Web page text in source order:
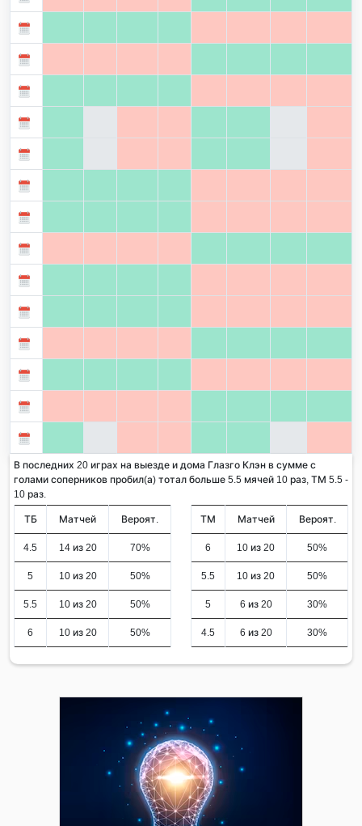
В последних 20 играх на выезде и дома Глазго Клэн в сумме с
голами соперников пробил(а) тотал больше 5.5 мячей 10 раз, ТМ 5.5 -
10 раз.
ТБ Матчей Вероят.
4.5 14 из 20 70%
5 10 из 20 50%
5.5 10 из 20 50%
6 10 из 20 50%
ТМ Матчей Вероят.
6 10 из 20 50%
5.5 10 из 20 50%
5 6 из 20 30%
4.5 6 из 20 30%